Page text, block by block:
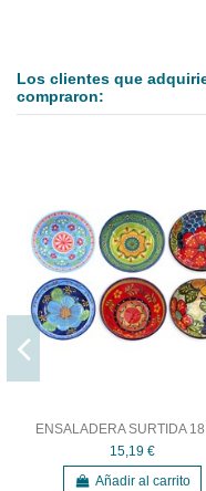
Los clientes que
compraron:
ENSALADERA SURTIDA 18
15,19 €
Añadir al carrito